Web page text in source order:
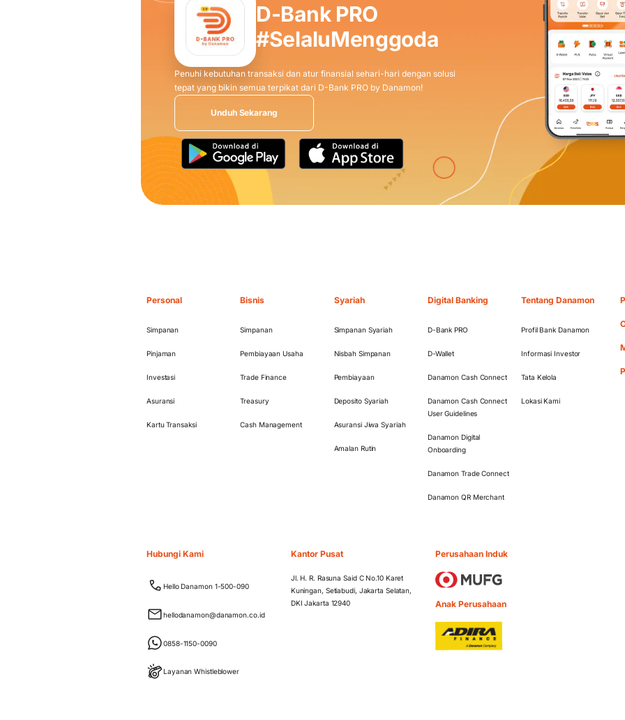
D-Bank PRO
#SelaluMenggoda
Penuhi kebutuhan transaksi dan atur finansial sehari-hari dengan solusi
tepat yang bikin semua terpikat dari D-Bank PRO by Danamon!
Unduh Sekarang
Personal
Simpanan
Pinjaman
Investasi
Asuransi
Kartu Transaksi
Bisnis
Simpanan
Pembiayaan Usaha
Trade Finance
Treasury
Cash Management
Syariah
Simpanan Syariah
Nisbah Simpanan
Pembiayaan
Deposito Syariah
Asuransi Jiwa Syariah
Amalan Rutin
Digital Banking
D-Bank PRO
D-Wallet
Danamon Cash Connect
Danamon Cash Connect
User Guidelines
Danamon Digital
Onboarding
Danamon Trade Connect
Danamon QR Merchant
Tentang Danamon
Profil Bank Danamon
Informasi Investor
Tata Kelola
Lokasi Kami
Hubungi Kami
Hello Danamon 1-500-090
hellodanamon@danamon.co.id
0858-1150-0090
Layanan Whistleblower
Kantor Pusat
Jl. H. R. Rasuna Said C No.10 Karet
Kuningan, Setiabudi, Jakarta Selatan,
DKI Jakarta 12940
Perusahaan Induk
Anak Perusahaan